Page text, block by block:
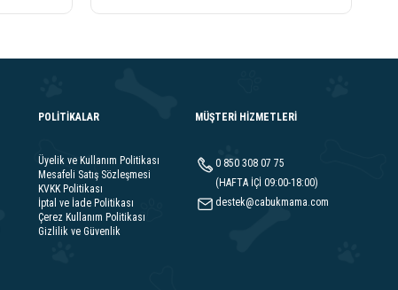
POLİTİKALAR
Üyelik ve Kullanım Politikası
Mesafeli Satış Sözleşmesi
KVKK Politikası
İptal ve İade Politikası
Çerez Kullanım Politikası
Gizlilik ve Güvenlik
MÜŞTERİ HİZMETLERİ
0 850 308 07 75
(HAFTA İÇİ 09:00-18:00)
destek@cabukmama.com